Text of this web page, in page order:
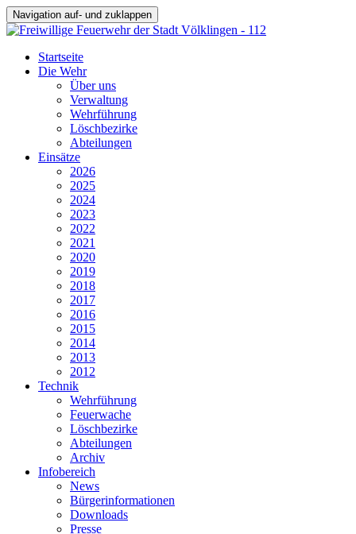
Navigation auf- und zuklappen
Startseite
Die Wehr
Über uns
Verwaltung
Wehrführung
Löschbezirke
Abteilungen
Einsätze
2026
2025
2024
2023
2022
2021
2020
2019
2018
2017
2016
2015
2014
2013
2012
Technik
Wehrführung
Feuerwache
Löschbezirke
Abteilungen
Archiv
Infobereich
News
Bürgerinformationen
Downloads
Presse